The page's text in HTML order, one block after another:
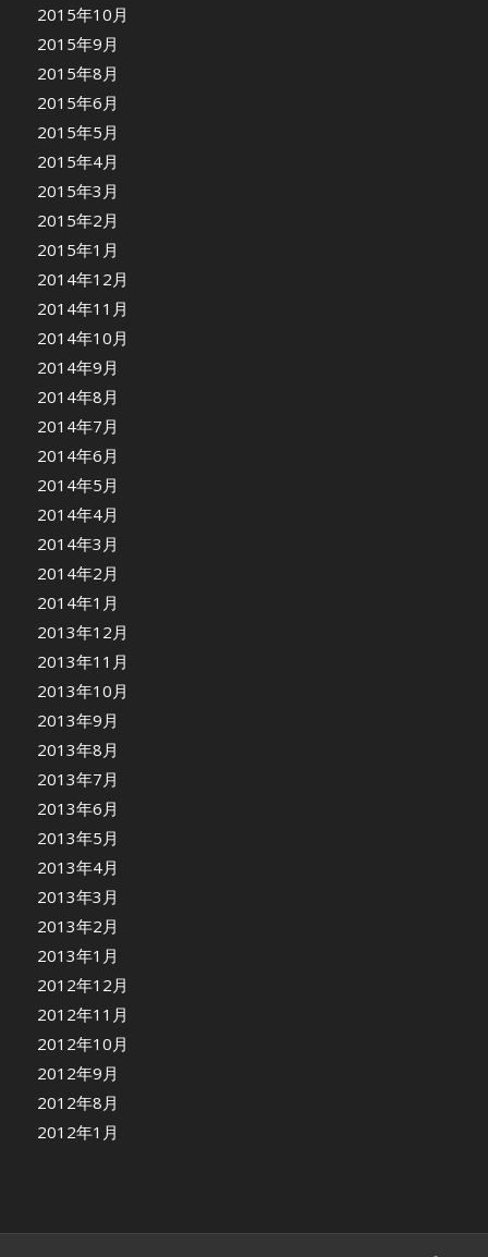
2015年10月
2015年9月
2015年8月
2015年6月
2015年5月
2015年4月
2015年3月
2015年2月
2015年1月
2014年12月
2014年11月
2014年10月
2014年9月
2014年8月
2014年7月
2014年6月
2014年5月
2014年4月
2014年3月
2014年2月
2014年1月
2013年12月
2013年11月
2013年10月
2013年9月
2013年8月
2013年7月
2013年6月
2013年5月
2013年4月
2013年3月
2013年2月
2013年1月
2012年12月
2012年11月
2012年10月
2012年9月
2012年8月
2012年1月